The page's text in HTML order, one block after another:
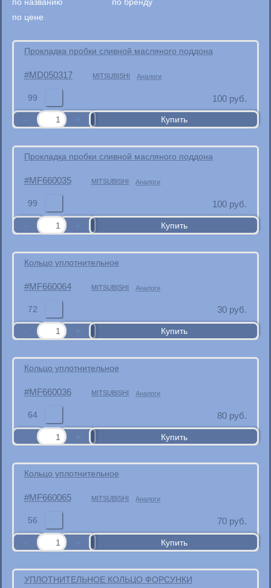
по цене
Прокладка пробки сливной масляного поддона
MD050317 MITSUBISHI Аналоги
99 100 руб.
Прокладка пробки сливной масляного поддона
MF660035 MITSUBISHI Аналоги
99 100 руб.
Кольцо уплотнительное
MF660064 MITSUBISHI Аналоги
72 30 руб.
Кольцо уплотнительное
MF660036 MITSUBISHI Аналоги
64 80 руб.
Кольцо уплотнительное
MF660065 MITSUBISHI Аналоги
56 70 руб.
УПЛОТНИТЕЛЬНОЕ КОЛЬЦО ФОРСУНКИ